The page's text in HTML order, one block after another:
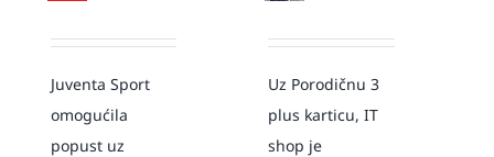
Juventa Sport
omogućila
popust uz
Uz Porodičnu 3
plus karticu, IT
shop je